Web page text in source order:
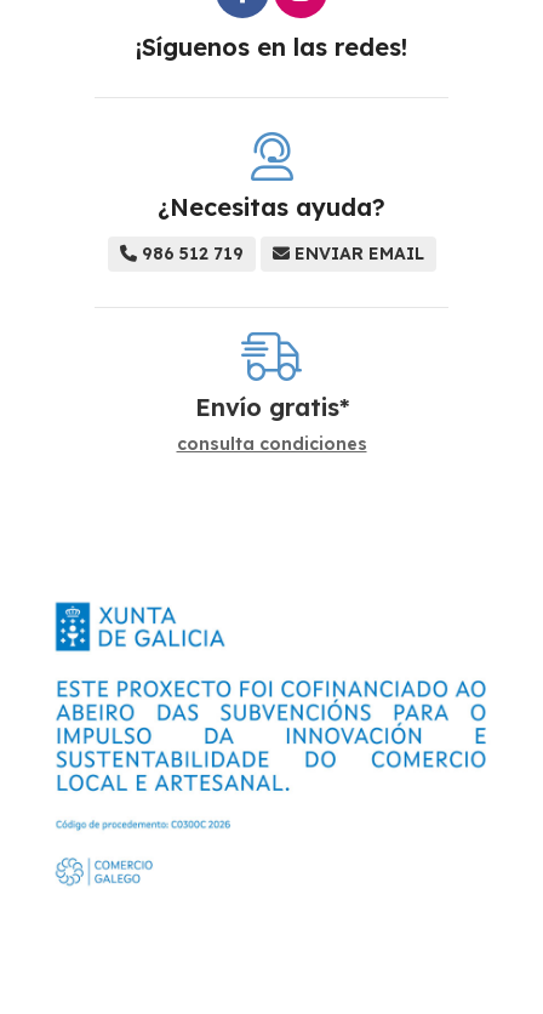
¡Síguenos en las redes!
¿Necesitas ayuda?
986 512 719 ENVIAR EMAIL
Envío gratis*
consulta condiciones